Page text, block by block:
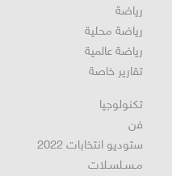
رياضة
رياضة محلية
رياضة عالمية
تقارير خاصة
تكنولوجيا
فن
ستوديو انتخابات 2022
مـسـلسـلات